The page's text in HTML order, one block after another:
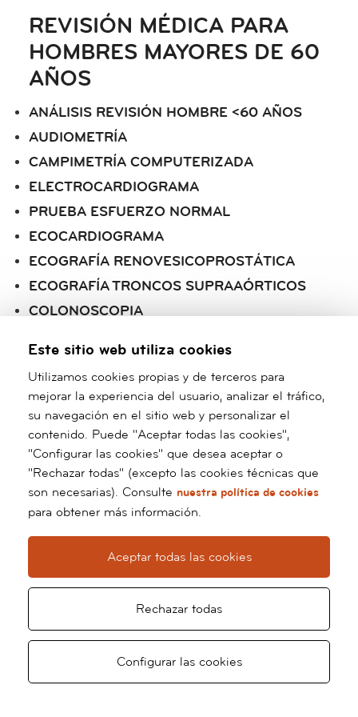
REVISIÓN MÉDICA PARA
HOMBRES MAYORES DE 60
AÑOS
ANÁLISIS REVISIÓN HOMBRE <60 AÑOS
AUDIOMETRÍA
CAMPIMETRÍA COMPUTERIZADA
ELECTROCARDIOGRAMA
PRUEBA ESFUERZO NORMAL
ECOCARDIOGRAMA
ECOGRAFÍA RENOVESICOPROSTÁTICA
ECOGRAFÍA TRONCOS SUPRAAÓRTICOS
COLONOSCOPIA
FIBROSCAN
TC TORACOABDOMINAL (TORAX)
VISITA RESULTADOS
PRECIO: 5.047,50€
SOLICITAR REVISIÓN
Este sitio web utiliza cookies
Utilizamos cookies propias y de terceros para
mejorar la experiencia del usuario, analizar el tráfico,
su navegación en el sitio web y personalizar el
contenido. Puede "Aceptar todas las cookies",
"Configurar las cookies" que desea aceptar o
"Rechazar todas" (excepto las cookies técnicas que
son necesarias). Consulte nuestra política de cookies
para obtener más información.
Aceptar todas las cookies
Rechazar todas
Configurar las cookies